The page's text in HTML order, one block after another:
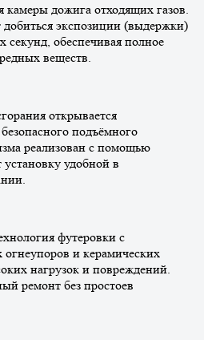
дожига отходящих газов.
экспозиции (выдержки)
секунд, обеспечивая полное
веществ.
открывается
подъёмного
реализован с помощью
установку удобной в
футеровки с
и керамических
нагрузок и повреждений.
ремонт без простоев